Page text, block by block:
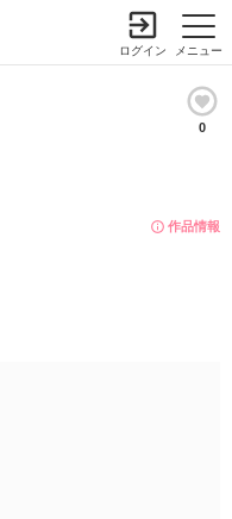
メニュー
ログイン
0
作品情報